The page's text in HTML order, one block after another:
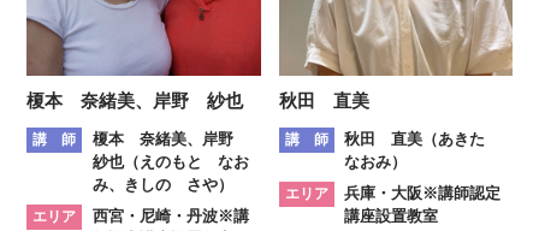
榎本 奈緒美、岸野 紗也
講 師
榎本 奈緒美、岸野
紗也（えのもと なお
み、きしの さや）
エリア
西宮・尼崎・丹波※講
秋田 直美
講 師
秋田 直美（あきた
なおみ）
エリア
兵庫・大阪※講師認定
講座設置教室